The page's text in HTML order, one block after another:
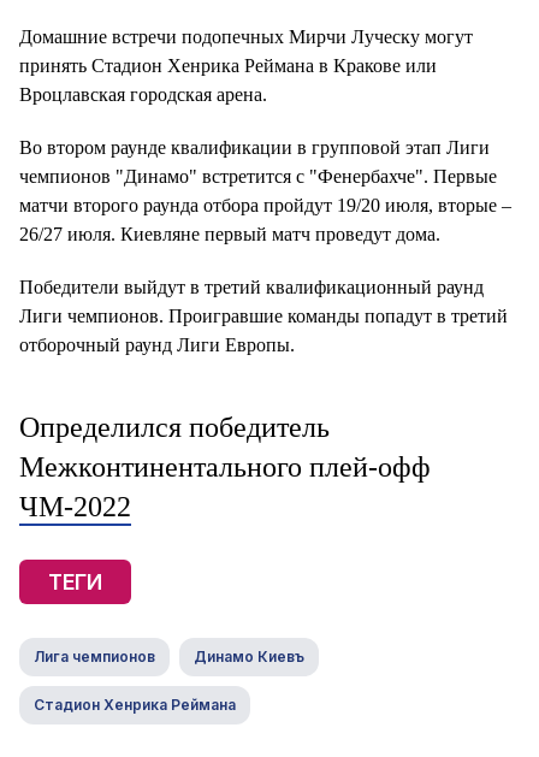
Домашние встречи подопечных Мирчи Луческу могут
принять Стадион Хенрика Реймана в Кракове или
Вроцлавская городская арена.
Во втором раунде квалификации в групповой этап Лиги
чемпионов "Динамо" встретится с "Фенербахче". Первые
матчи второго раунда отбора пройдут 19/20 июля, вторые –
26/27 июля. Киевляне первый матч проведут дома.
Победители выйдут в третий квалификационный раунд
Лиги чемпионов. Проигравшие команды попадут в третий
отборочный раунд Лиги Европы.
Определился победитель
Межконтинентального плей-офф
ЧМ-2022
ТЕГИ
Лига чемпионов Динамо Киевъ
Стадион Хенрика Реймана